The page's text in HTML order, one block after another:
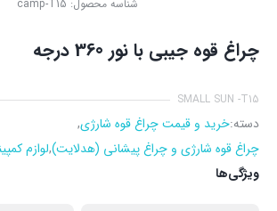
شناسه محصول: camp-T15
چراغ قوه جیبی با نور 360 درجه
SMALL SUN -T15
دسته: خرید و قیمت چراغ قوه شارژی,
چراغ قوه شارژی و چراغ پیشانی (هدلایت),لوازم
ویژگی‌ها